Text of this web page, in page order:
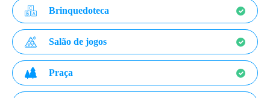
Brinquedoteca
Salão de jogos
Praça